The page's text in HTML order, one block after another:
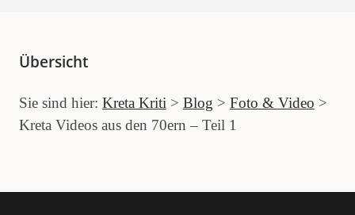
Übersicht
Sie sind hier: Kreta Kriti > Blog > Foto & Video >
Kreta Videos aus den 70ern – Teil 1